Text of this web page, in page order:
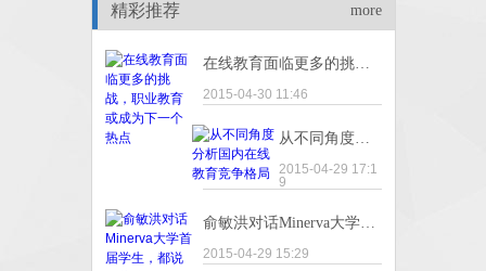
more
精彩推荐
在线教育面临更多的挑战，职业教育或成为下一个热点
2015-04-30 11:46
从不同角度分析国内在线教育竞争格局
2015-04-29 17:1
9
俞敏洪对话Minerva大学首届学生，都说了些啥?
2015-04-29 15:29